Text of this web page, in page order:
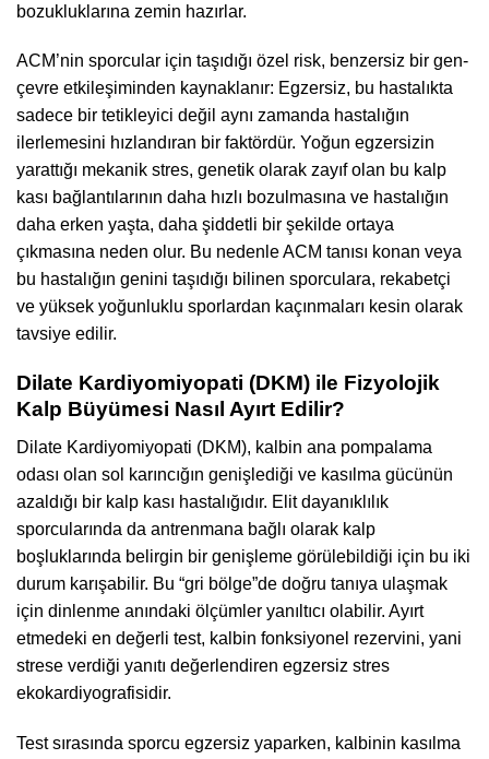
bozukluklarına zemin hazırlar.
ACM’nin sporcular için taşıdığı özel risk, benzersiz bir gen-
çevre etkileşiminden kaynaklanır: Egzersiz, bu hastalıkta
sadece bir tetikleyici değil aynı zamanda hastalığın
ilerlemesini hızlandıran bir faktördür. Yoğun egzersizin
yarattığı mekanik stres, genetik olarak zayıf olan bu kalp
kası bağlantılarının daha hızlı bozulmasına ve hastalığın
daha erken yaşta, daha şiddetli bir şekilde ortaya
çıkmasına neden olur. Bu nedenle ACM tanısı konan veya
bu hastalığın genini taşıdığı bilinen sporculara, rekabetçi
ve yüksek yoğunluklu sporlardan kaçınmaları kesin olarak
tavsiye edilir.
Dilate Kardiyomiyopati (DKM) ile Fizyolojik
Kalp Büyümesi Nasıl Ayırt Edilir?
Dilate Kardiyomiyopati (DKM), kalbin ana pompalama
odası olan sol karıncığın genişlediği ve kasılma gücünün
azaldığı bir kalp kası hastalığıdır. Elit dayanıklılık
sporcularında da antrenmana bağlı olarak kalp
boşluklarında belirgin bir genişleme görülebildiği için bu iki
durum karışabilir. Bu “gri bölge”de doğru tanıya ulaşmak
için dinlenme anındaki ölçümler yanıltıcı olabilir. Ayırt
etmedeki en değerli test, kalbin fonksiyonel rezervini, yani
strese verdiği yanıtı değerlendiren egzersiz stres
ekokardiyografisidir.
Test sırasında sporcu egzersiz yaparken, kalbinin kasılma